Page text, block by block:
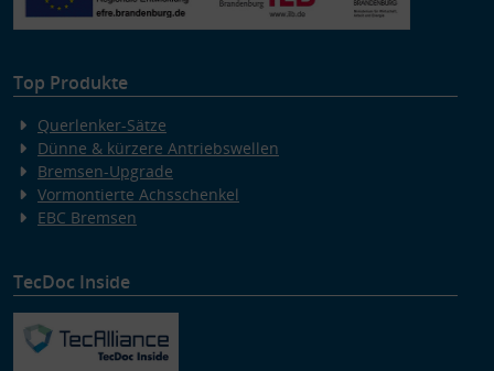
Top Produkte
Querlenker-Sätze
Dünne & kürzere Antriebswellen
Bremsen-Upgrade
Vormontierte Achsschenkel
EBC Bremsen
TecDoc Inside